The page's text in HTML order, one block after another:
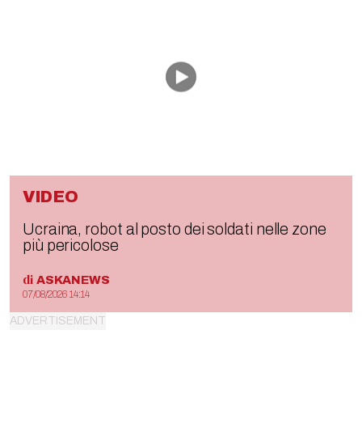
VIDEO
Ucraina, robot al posto dei soldati nelle zone
più pericolose
di ASKANEWS
07/08/2026 14:14